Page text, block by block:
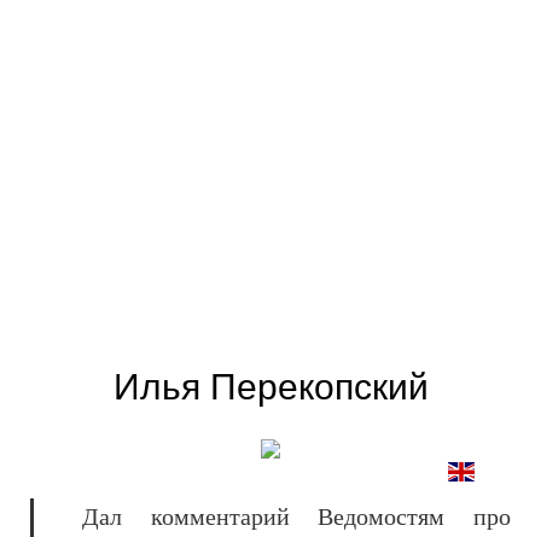
Илья Перекопский
Дал комментарий Ведомостям про